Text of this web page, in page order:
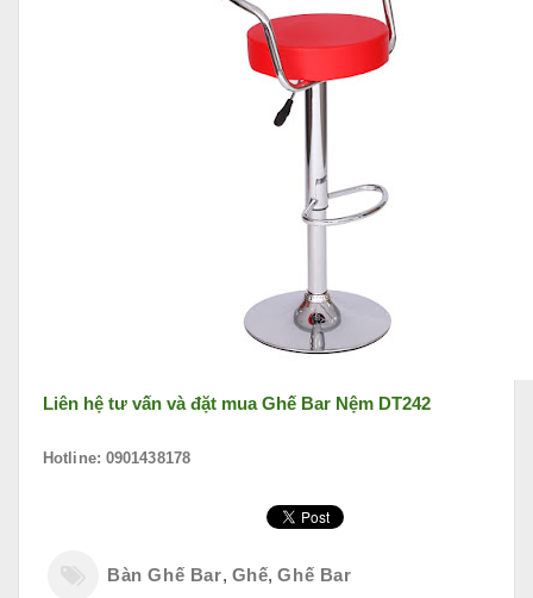
Liên hệ tư vấn và đặt muaGhế Bar Nệm DT242
Hotline: 0901438178
Bàn Ghế Bar, Ghế,Ghế Bar